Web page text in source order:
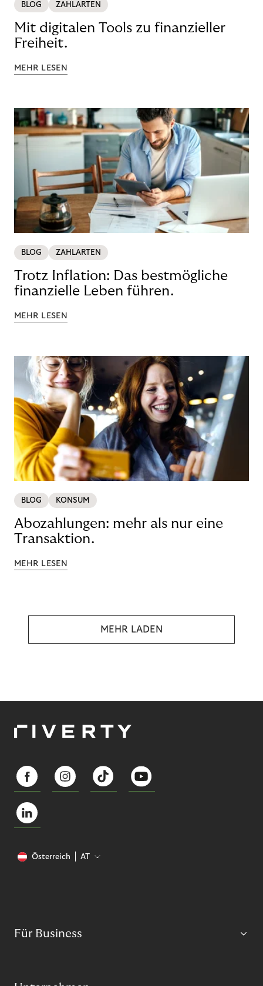
BLOG ZAHLARTEN
Mit digitalen Tools zu finanzieller
Freiheit.
MEHR LESEN
BLOG ZAHLARTEN
Trotz Inflation: Das bestmögliche
finanzielle Leben führen.
MEHR LESEN
BLOG KONSUM
Abozahlungen: mehr als nur eine
Transaktion.
MEHR LESEN
MEHR LADEN
Österreich AT
Für Business